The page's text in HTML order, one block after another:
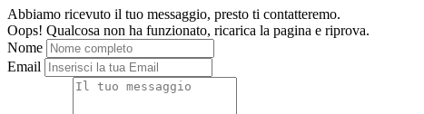
Abbiamo ricevuto il tuo messaggio, presto ti contatteremo.
Oops! Qualcosa non ha funzionato, ricarica la pagina e riprova.
Nome
Email